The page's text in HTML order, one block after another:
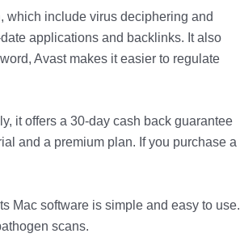
which include virus deciphering and
applications and backlinks. It also
Avast makes it easier to regulate
it offers a 30-day cash back guarantee
and a premium plan. If you purchase a
Mac software is simple and easy to use.
scans.